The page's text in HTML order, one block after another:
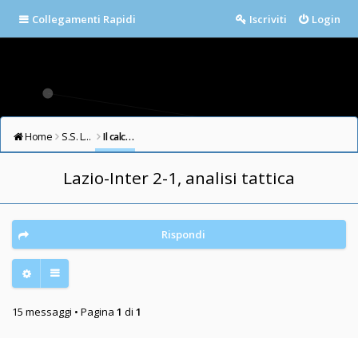
Collegamenti Rapidi Login
Iscriviti
Home S.S. LAZIO FORUM Il calcio in testa
Lazio-Inter 2-1, analisi tattica
Rispondi
15 messaggi • Pagina 1 di 1